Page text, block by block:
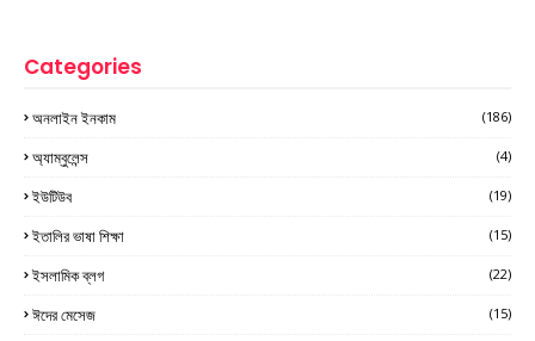
Categories
অনলাইন ইনকাম (186)
অ্যাম্বুলেন্স (4)
ইউটিউব (19)
ইতালির ভাষা শিক্ষা (15)
ইসলামিক ব্লগ (22)
ঈদের মেসেজ (15)